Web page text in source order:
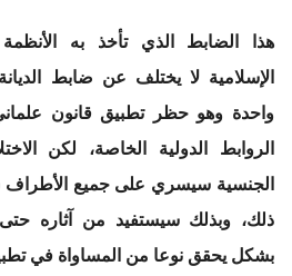
هذا الضابط الذي تأخذ به الأنظمة
الإسلامية لا يختلف عن ضابط
واحدة وهو حظر تطبيق قانون
الروابط الدولية الخاصة، لكن
الجنسية سيسري على جميع الأطراف
ذلك، وبذلك سيستفيد من آثاره
بشكل يحقق نوعا من المساواة في